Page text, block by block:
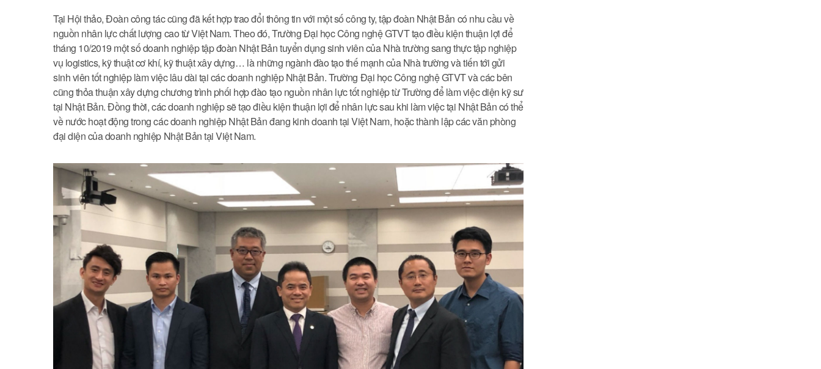
Tại Hội thảo, Đoàn công tác cũng đã kết hợp trao đổi thông tin với một số công ty, tập đoàn Nhật Bản có nhu cầu về
nguồn nhân lực chất lượng cao từ Việt Nam. Theo đó, Trường Đại học Công nghệ GTVT tạo điều kiện thuận lợi để
tháng 10/2019 một số doanh nghiệp tập đoàn Nhật Bản tuyển dụng sinh viên của Nhà trường sang thực tập nghiệp
vụ logistics, kỹ thuật cơ khí, kỹ thuật xây dựng… là những ngành đào tạo thế mạnh của Nhà trường và tiến tới gửi
sinh viên tốt nghiệp làm việc lâu dài tại các doanh nghiệp Nhật Bản. Trường Đại học Công nghệ GTVT và các bên
cũng thỏa thuận xây dựng chương trình phối hợp đào tạo nguồn nhân lực tốt nghiệp từ Trường để làm việc diện kỹ sư
tại Nhật Bản. Đồng thời, các doanh nghiệp sẽ tạo điều kiện thuận lợi để nhân lực sau khi làm việc tại Nhật Bản có thể
về nước hoạt động trong các doanh nghiệp Nhật Bản đang kinh doanh tại Việt Nam, hoặc thành lập các văn phòng
đại diện của doanh nghiệp Nhật Bản tại Việt Nam.